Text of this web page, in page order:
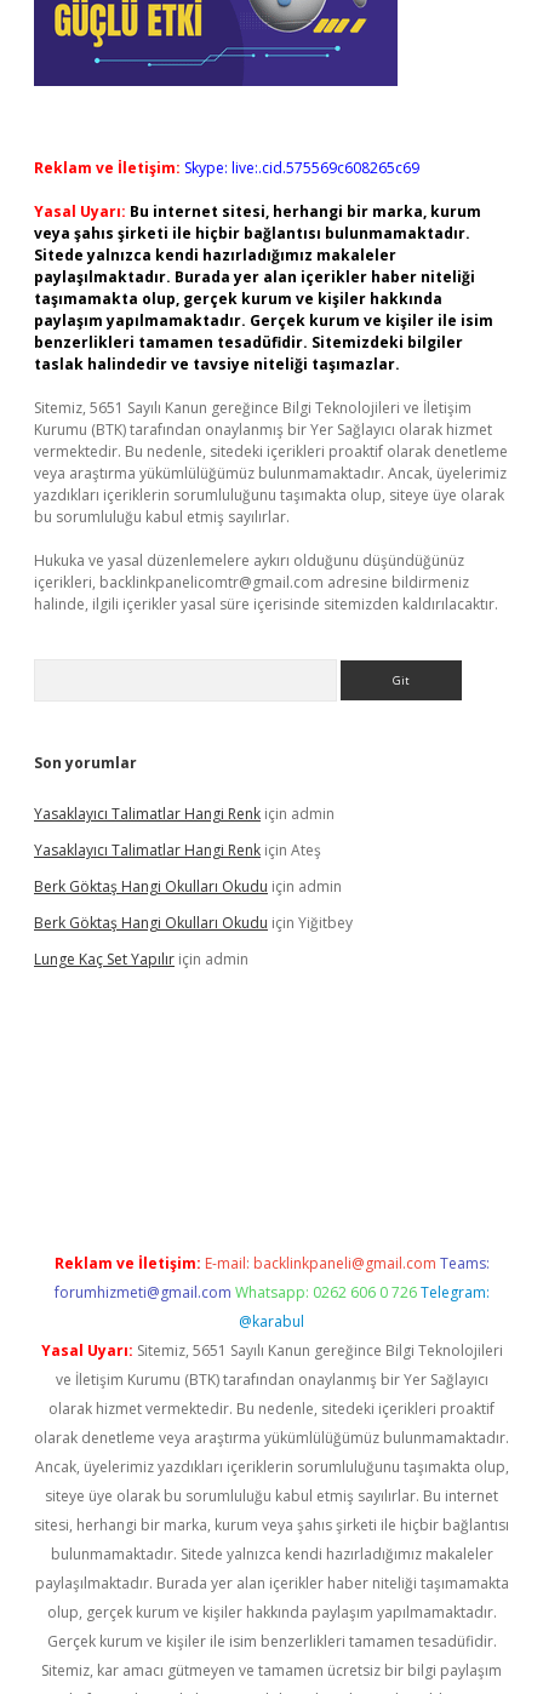
Reklam ve İletişim: Skype: live:.cid.575569c608265c69
Yasal Uyarı: Bu internet sitesi, herhangi bir marka, kurum
veya şahıs şirketi ile hiçbir bağlantısı bulunmamaktadır.
Sitede yalnızca kendi hazırladığımız makaleler
paylaşılmaktadır. Burada yer alan içerikler haber niteliği
taşımamakta olup, gerçek kurum ve kişiler hakkında
paylaşım yapılmamaktadır. Gerçek kurum ve kişiler ile isim
benzerlikleri tamamen tesadüfidir. Sitemizdeki bilgiler
taslak halindedir ve tavsiye niteliği taşımazlar.
Sitemiz, 5651 Sayılı Kanun gereğince Bilgi Teknolojileri ve İletişim
Kurumu (BTK) tarafından onaylanmış bir Yer Sağlayıcı olarak hizmet
vermektedir. Bu nedenle, sitedeki içerikleri proaktif olarak denetleme
veya araştırma yükümlülüğümüz bulunmamaktadır. Ancak, üyelerimiz
yazdıkları içeriklerin sorumluluğunu taşımakta olup, siteye üye olarak
bu sorumluluğu kabul etmiş sayılırlar.
Hukuka ve yasal düzenlemelere aykırı olduğunu düşündüğünüz
içerikleri, backlinkpanelicomtr@gmail.com adresine bildirmeniz
halinde, ilgili içerikler yasal süre içerisinde sitemizden kaldırılacaktır.
Son yorumlar
Yasaklayıcı Talimatlar Hangi Renk için admin
Yasaklayıcı Talimatlar Hangi Renk için Ateş
Berk Göktaş Hangi Okulları Okudu için admin
Berk Göktaş Hangi Okulları Okudu için Yiğitbey
Lunge Kaç Set Yapılır için admin
Reklam ve İletişim: E-mail: backlinkpaneli@gmail.com Teams:
forumhizmeti@gmail.com Whatsapp: 0262 606 0 726 Telegram:
@karabul
Yasal Uyarı: Sitemiz, 5651 Sayılı Kanun gereğince Bilgi Teknolojileri
ve İletişim Kurumu (BTK) tarafından onaylanmış bir Yer Sağlayıcı
olarak hizmet vermektedir. Bu nedenle, sitedeki içerikleri proaktif
olarak denetleme veya araştırma yükümlülüğümüz bulunmamaktadır.
Ancak, üyelerimiz yazdıkları içeriklerin sorumluluğunu taşımakta olup,
siteye üye olarak bu sorumluluğu kabul etmiş sayılırlar. Bu internet
sitesi, herhangi bir marka, kurum veya şahıs şirketi ile hiçbir bağlantısı
bulunmamaktadır. Sitede yalnızca kendi hazırladığımız makaleler
paylaşılmaktadır. Burada yer alan içerikler haber niteliği taşımamakta
olup, gerçek kurum ve kişiler hakkında paylaşım yapılmamaktadır.
Gerçek kurum ve kişiler ile isim benzerlikleri tamamen tesadüfidir.
Sitemiz, kar amacı gütmeyen ve tamamen ücretsiz bir bilgi paylaşım